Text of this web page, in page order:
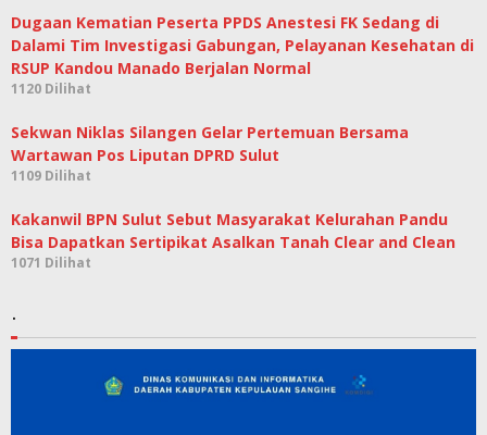
Dugaan Kematian Peserta PPDS Anestesi FK Sedang di
Dalami Tim Investigasi Gabungan, Pelayanan Kesehatan di
RSUP Kandou Manado Berjalan Normal
1120 Dilihat
Sekwan Niklas Silangen Gelar Pertemuan Bersama
Wartawan Pos Liputan DPRD Sulut
1109 Dilihat
Kakanwil BPN Sulut Sebut Masyarakat Kelurahan Pandu
Bisa Dapatkan Sertipikat Asalkan Tanah Clear and Clean
1071 Dilihat
.